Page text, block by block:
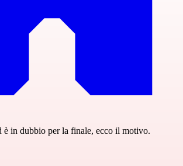
è in dubbio per la finale, ecco il motivo.